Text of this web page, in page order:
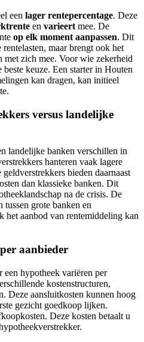
een lager rentepercentage. Deze
en varieert mee. De
op elk moment aanpassen. Dit
maar brengt ook het
met zich mee. Voor wie zekerheid
keuze. Een starter in Houten
kan dragen, kan initieel
versus landelijke
landelijke banken verschillen in
hanteren vaak lagere
bieden daarnaast
dan klassieke banken. Dit
na de crisis. De
grote banken en
het aanbod van rentemiddeling kan
aanbieder
hypotheek variëren per
kostenstructuren,
Deze aansluitkosten kunnen hoog
gezicht goedkoop lijken.
Deze kosten betaalt u